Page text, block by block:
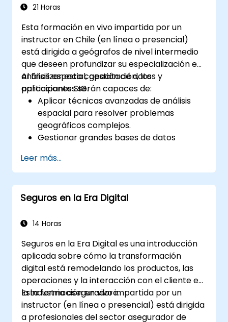
21 Horas
Esta formación en vivo impartida por un
instructor en Chile (en línea o presencial)
está dirigida a geógrafos de nivel intermedio
que deseen profundizar su especialización en
análisis espacial, gestión de datos y
aplicaciones SIG.
Al finalizar esta capacitación, los
participantes serán capaces de:
Aplicar técnicas avanzadas de análisis
espacial para resolver problemas
geográficos complejos.
Gestionar grandes bases de datos
de datos.
Crear mapas dinámicos e interactivos, así
como visualizaciones para diversas
aplicaciones.
para optimizar los flujos de trabajo SIG.
Leer más...
Seguros en la Era Digital
14 Horas
Seguros en la Era Digital es una introducción
aplicada sobre cómo la transformación
digital está remodelando los productos, las
operaciones y la interacción con el cliente en
la industria aseguradora.
Esta formación en vivo impartida por un
instructor (en línea o presencial) está dirigida
a profesionales del sector asegurador de